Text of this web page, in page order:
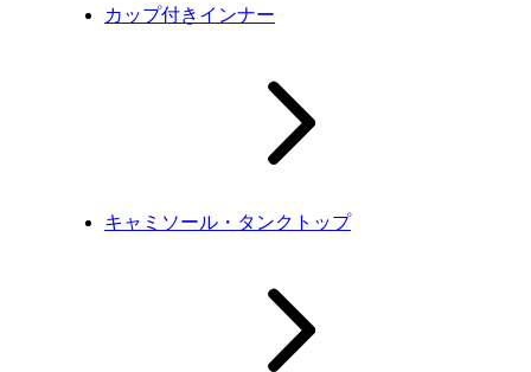
カップ付きインナー
キャミソール・タンクトップ